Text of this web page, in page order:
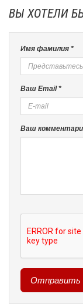
ВЫ ХОТЕЛИ
Имя фамилия *
Ваш Email *
Ваш